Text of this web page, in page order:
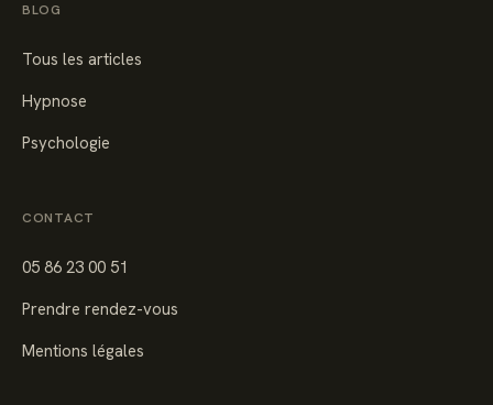
BLOG
Tous les articles
Hypnose
Psychologie
CONTACT
05 86 23 00 51
Prendre rendez-vous
Mentions légales